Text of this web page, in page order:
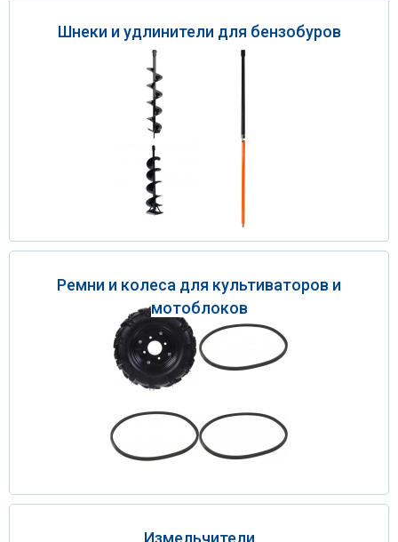
Шнеки и удлинители для бензобуров
Ремни и колеса для культиваторов и
мотоблоков
Измельчители